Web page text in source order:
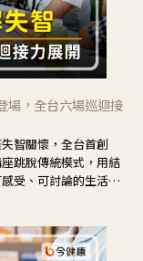
，全台六場巡迴接
智關懷，全台首創
跳脫傳統模式，用結
受、可討論的生活情